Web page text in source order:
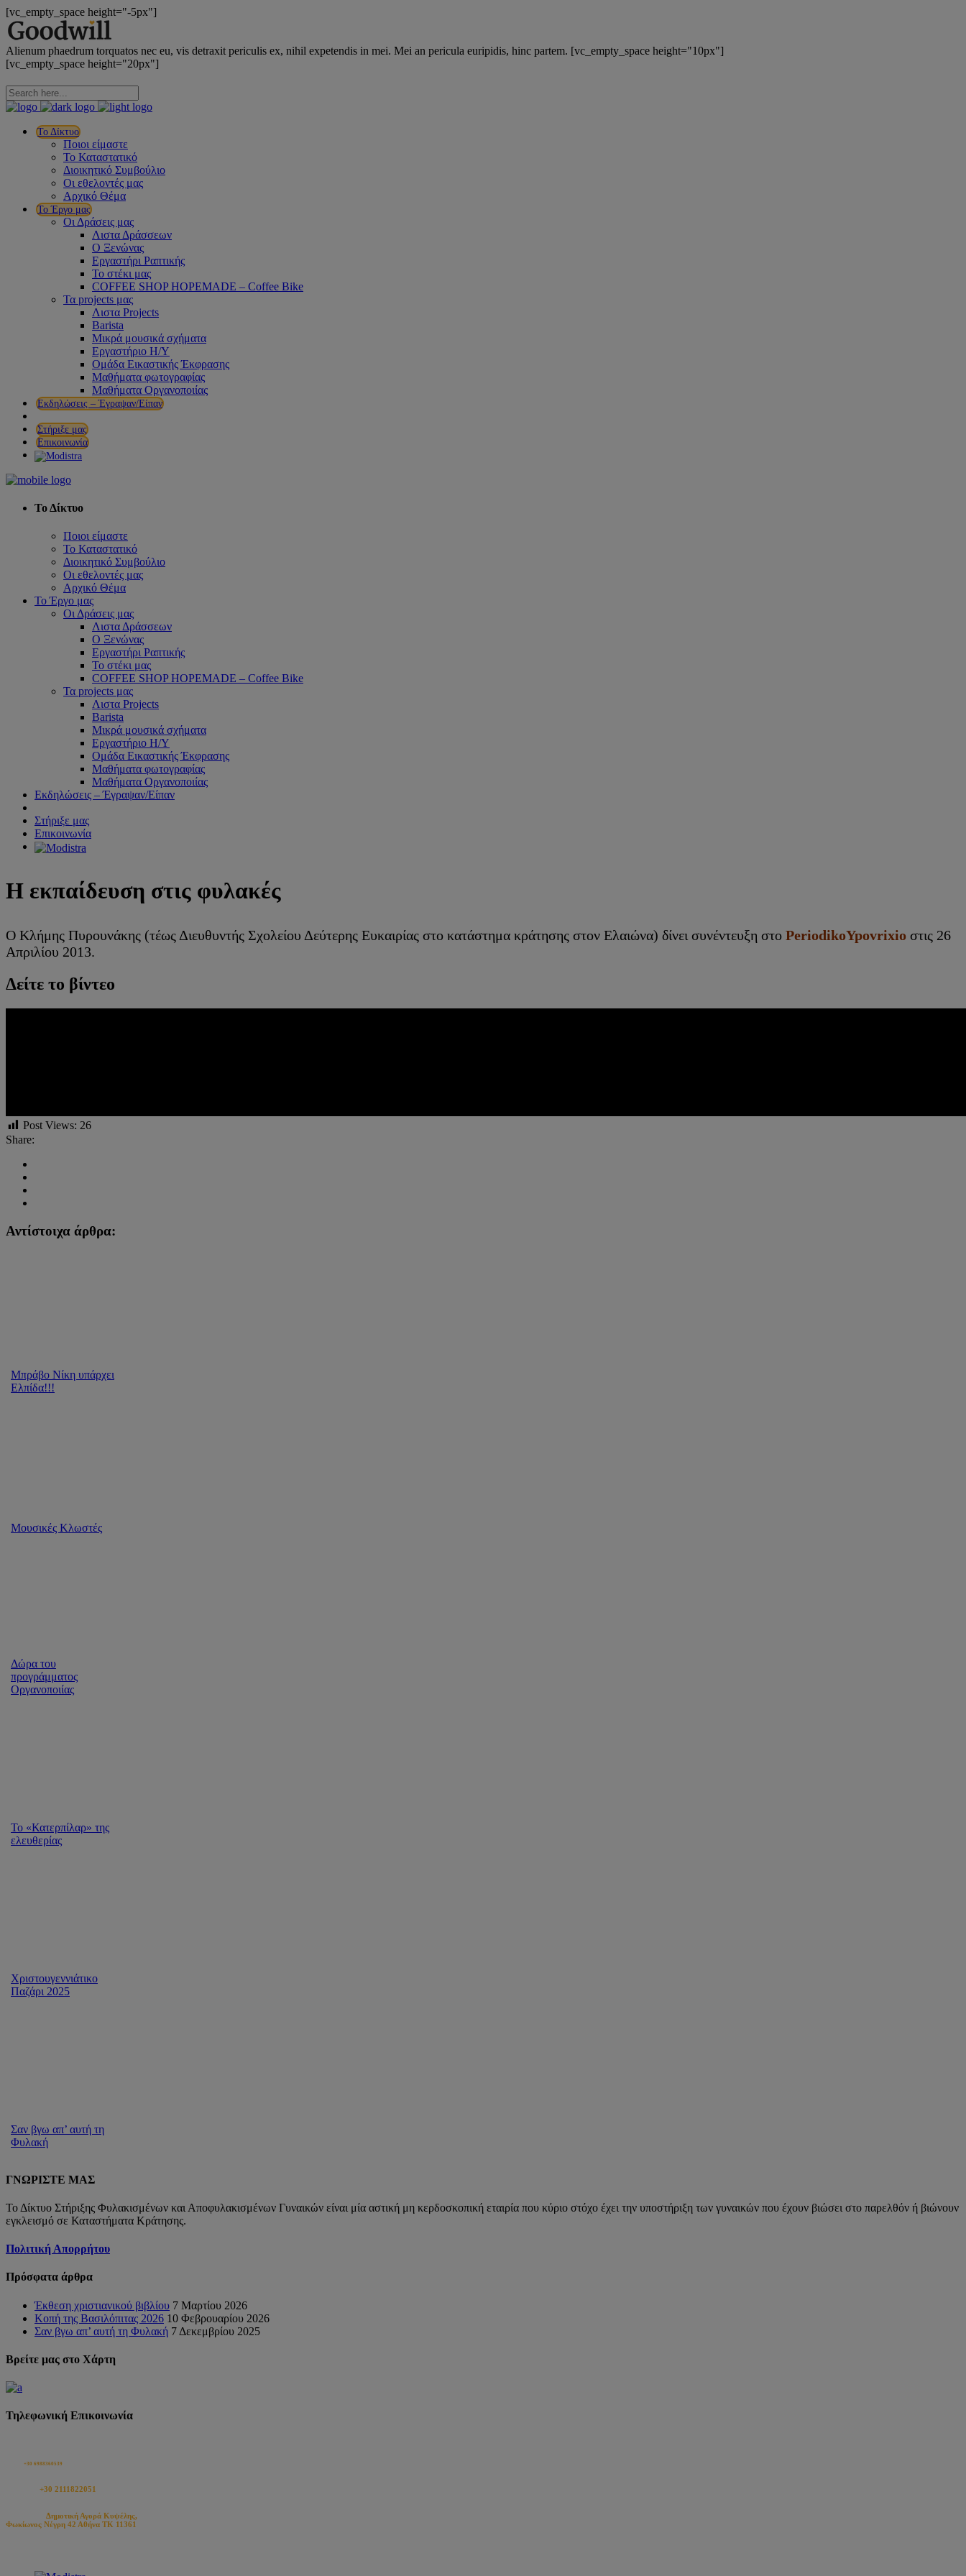
[vc_empty_space height="-5px"]
Alienum phaedrum torquatos nec eu, vis detraxit periculis ex, nihil expetendis in mei. Mei an pericula euripidis, hinc partem. [vc_empty_space height="10px"]
[vc_empty_space height="20px"]
Το Δίκτυο
Ποιοι είμαστε
Το Καταστατικό
Διοικητικό Συμβούλιο
Οι εθελοντές μας
Αρχικό Θέμα
Το Έργο μας
Οι Δράσεις μας
Λιστα Δράσσεων
Ο Ξενώνας
Εργαστήρι Ραπτικής
Το στέκι μας
COFFEE SHOP HOPEMADE – Coffee Bike
Τα projects μας
Λιστα Projects
Barista
Μικρά μουσικά σχήματα
Εργαστήριο Η/Υ
Ομάδα Εικαστικής Έκφρασης
Μαθήματα φωτογραφίας
Μαθήματα Οργανοποιίας
Εκδηλώσεις – Έγραψαν/Είπαν
Στήριξε μας
Επικοινωνία
Το Δίκτυο
Ποιοι είμαστε
Το Καταστατικό
Διοικητικό Συμβούλιο
Οι εθελοντές μας
Αρχικό Θέμα
Το Έργο μας
Οι Δράσεις μας
Λιστα Δράσσεων
Ο Ξενώνας
Εργαστήρι Ραπτικής
Το στέκι μας
COFFEE SHOP HOPEMADE – Coffee Bike
Τα projects μας
Λιστα Projects
Barista
Μικρά μουσικά σχήματα
Εργαστήριο Η/Υ
Ομάδα Εικαστικής Έκφρασης
Μαθήματα φωτογραφίας
Μαθήματα Οργανοποιίας
Εκδηλώσεις – Έγραψαν/Είπαν
Στήριξε μας
Επικοινωνία
Η εκπαίδευση στις φυλακές
Ο Κλήμης Πυρουνάκης (τέως Διευθυντής Σχολείου Δεύτερης Ευκαιρίας στο κατάστημα κράτησης στον Ελαιώνα) δίνει συνέντευξη στο PeriodikoYpovrixio στις 26
Απριλίου 2013.
Δείτε το βίντεο
Post Views: 26
Share:
Αντίστοιχα άρθρα:
Μπράβο Νίκη υπάρχει
Ελπίδα!!!
Μουσικές Κλωστές
Δώρα του
προγράμματος
Οργανοποιίας
Το «Κατερπίλαρ» της
ελευθερίας
Χριστουγεννιάτικο
Παζάρι 2025
Σαν βγω απ’ αυτή τη
Φυλακή
ΓΝΩΡΙΣΤΕ ΜΑΣ
Το Δίκτυο Στήριξης Φυλακισμένων και Αποφυλακισμένων Γυναικών είναι μία αστική μη κερδοσκοπική εταιρία που κύριο στόχο έχει την υποστήριξη των γυναικών που έχουν βιώσει στο παρελθόν ή βιώνουν
εγκλεισμό σε Καταστήματα Κράτησης.
Πολιτική Απορρήτου
Πρόσφατα άρθρα
Έκθεση χριστιανικού βιβλίου 7 Μαρτίου 2026
Κοπή της Βασιλόπιτας 2026 10 Φεβρουαρίου 2026
Σαν βγω απ’ αυτή τη Φυλακή 7 Δεκεμβρίου 2025
Βρείτε μας στο Χάρτη
Τηλεφωνική Επικοινωνία
+30 6988360539
+30 2111822051
Δημοτική Αγορά Κυψέλης,
Φωκίωνος Νέγρη 42 Αθήνα ΤΚ 11361